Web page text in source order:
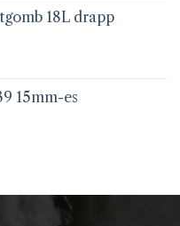
18L drapp
15mm-es